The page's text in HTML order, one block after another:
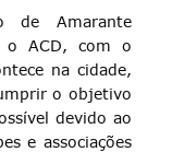
de Amarante
o ACD, com o
na cidade,
o objetivo
devido ao
e associações